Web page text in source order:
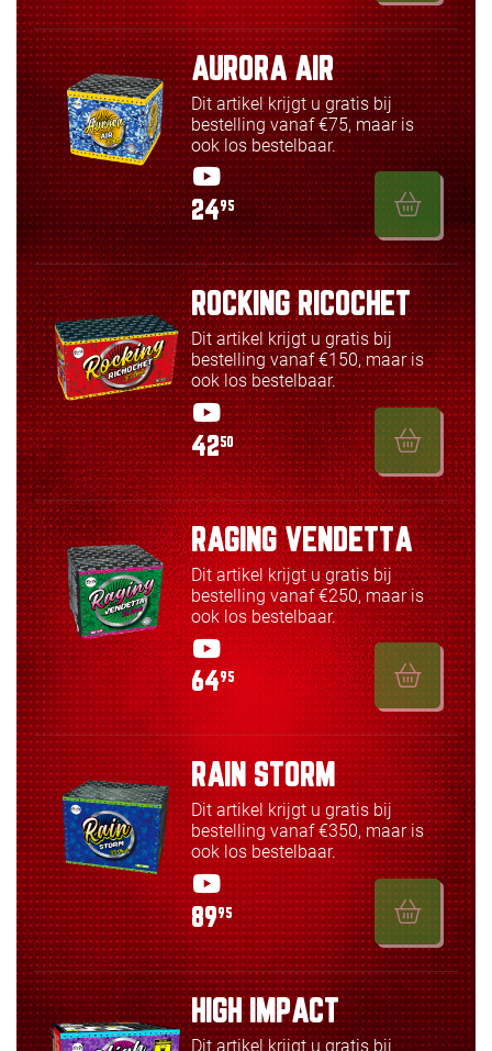
AURORA AIR
Dit artikel krijgt u gratis bij
bestelling vanaf €75, maar is
ook los bestelbaar.
2495
ROCKING RICOCHET
Dit artikel krijgt u gratis bij
bestelling vanaf €150, maar is
ook los bestelbaar.
4250
RAGING VENDETTA
Dit artikel krijgt u gratis bij
bestelling vanaf €250, maar is
ook los bestelbaar.
6495
RAIN STORM
Dit artikel krijgt u gratis bij
bestelling vanaf €350, maar is
ook los bestelbaar.
8995
HIGH IMPACT
Dit artikel krijgt u gratis bij